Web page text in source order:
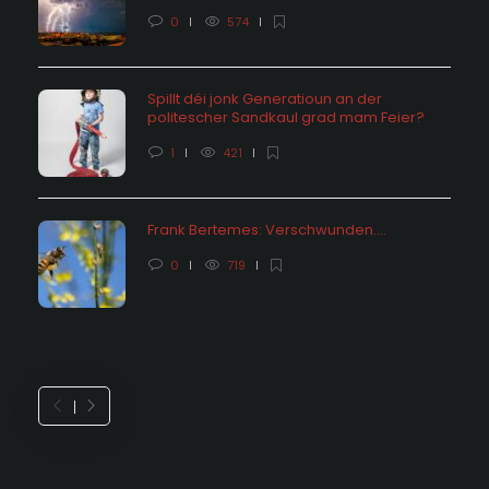
0 574
Spillt déi jonk Generatioun an der
politescher Sandkaul grad mam Feier?
1 421
Frank Bertemes: Verschwunden….
0 719